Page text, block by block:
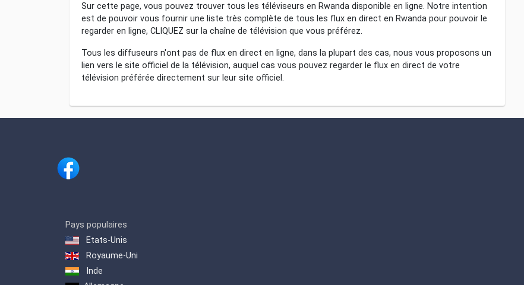
Sur cette page, vous pouvez trouver tous les téléviseurs en Rwanda disponible en ligne. Notre intention
est de pouvoir vous fournir une liste très complète de tous les flux en direct en Rwanda pour pouvoir le
regarder en ligne, CLIQUEZ sur la chaîne de télévision que vous préférez.
Tous les diffuseurs n'ont pas de flux en direct en ligne, dans la plupart des cas, nous vous proposons un
lien vers le site officiel de la télévision, auquel cas vous pouvez regarder le flux en direct de votre
télévision préférée directement sur leur site officiel.
Pays populaires
Etats-Unis
Royaume-Uni
Inde